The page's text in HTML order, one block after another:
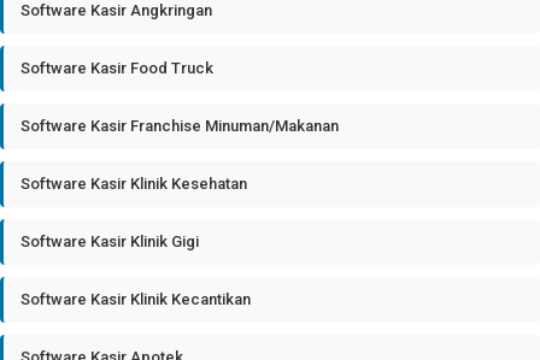
Software Kasir Angkringan
Software Kasir Food Truck
Software Kasir Franchise Minuman/Makanan
Software Kasir Klinik Kesehatan
Software Kasir Klinik Gigi
Software Kasir Klinik Kecantikan